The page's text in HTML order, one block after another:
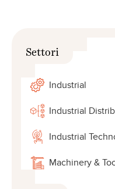
Settori
Industrial
Industrial
Industrial
Machinery &